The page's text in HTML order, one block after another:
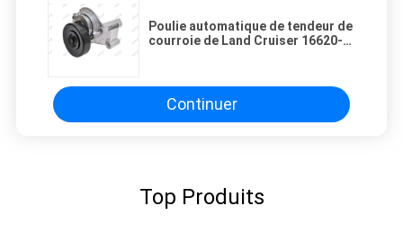
Poulie automatique de tendeur de
courroie de Land Cruiser 16620-
Continuer
Top Produits